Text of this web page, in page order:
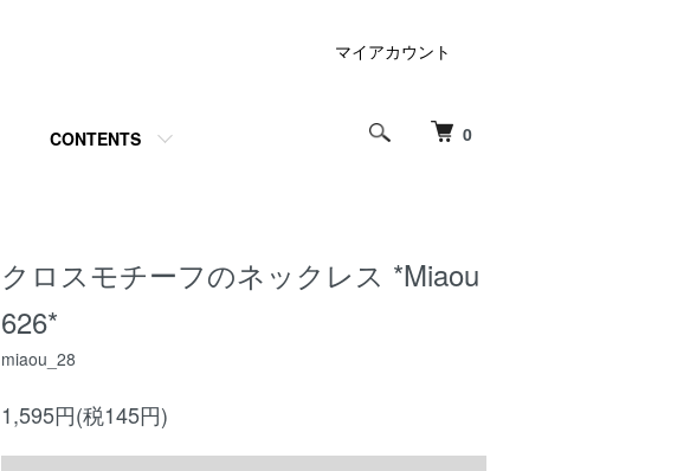
0
CONTENTS
マイアカウント
クロスモチーフのネックレス *Miaou
626*
miaou_28
1,595円(税145円)